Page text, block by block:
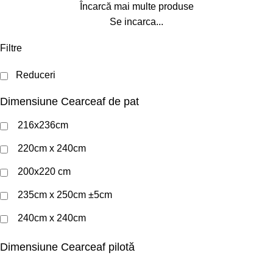
Filtre
Reduceri
Dimensiune Cearceaf de pat
216x236cm
220cm x 240cm
200x220 cm
235cm x 250cm ±5cm
240cm x 240cm
Dimensiune Cearceaf pilotă
Încarcă mai multe produse
Se incarca...